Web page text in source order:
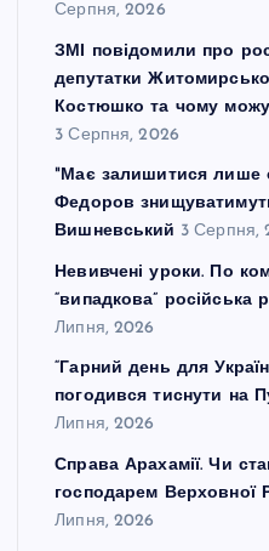
Серпня, 2026
ЗМІ повідомили про
депутатки
Костюшко та чому
3 Серпня, 2026
"Має залишитися лише
Федоров
Вишневський 3 Серпня,
Невивчені уроки. По
“випадкова” російська
Липня, 2026
“Гарний день для
погодився тиснути на
Липня, 2026
Справа Арахамії. Чи
господарем Верховної
Липня, 2026